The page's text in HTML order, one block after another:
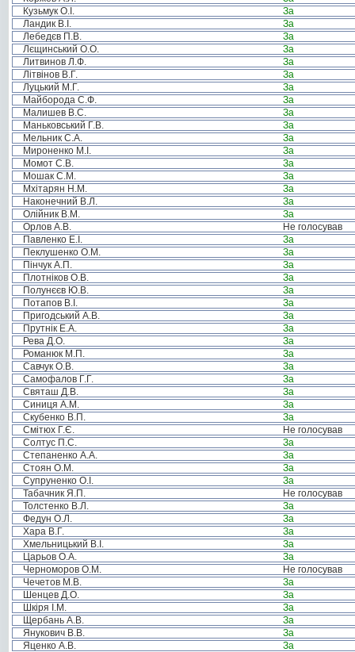
Кузьмук О.І.
За
Ландик В.І.
За
Лебедєв П.В.
За
Лєщинський О.О.
За
Литвинов Л.Ф.
За
Літвінов В.Г.
За
Луцький М.Г.
За
Майборода С.Ф.
За
Малишев В.С.
За
Маньковський Г.В.
За
Мельник С.А.
За
Мироненко М.І.
За
Момот С.В.
За
Мошак С.М.
За
Мхітарян Н.М.
За
Наконечний В.Л.
За
Олійник В.М.
За
Орлов А.В.
Не голосував
Павленко Е.І.
За
Пеклушенко О.М.
За
Пінчук А.П.
За
Плотніков О.В.
За
Полунєєв Ю.В.
За
Потапов В.І.
За
Пригодський А.В.
За
Прутнік Е.А.
За
Рева Д.О.
За
Романюк М.П.
За
Савчук О.В.
За
Самофалов Г.Г.
За
Святаш Д.В.
За
Синиця А.М.
За
Скубенко В.П.
За
Смітюх Г.Є.
Не голосував
Солтус П.С.
За
Степаненко А.А.
За
Стоян О.М.
За
Супруненко О.І.
За
Табачник Я.П.
Не голосував
Толстенко В.Л.
За
Федун О.Л.
За
Хара В.Г.
За
Хмельницький В.І.
За
Царьов О.А.
За
Черноморов О.М.
Не голосував
Чечетов М.В.
За
Шенцев Д.О.
За
Шкіря І.М.
За
Щербань А.В.
За
Янукович В.В.
За
Яценко А.В.
За